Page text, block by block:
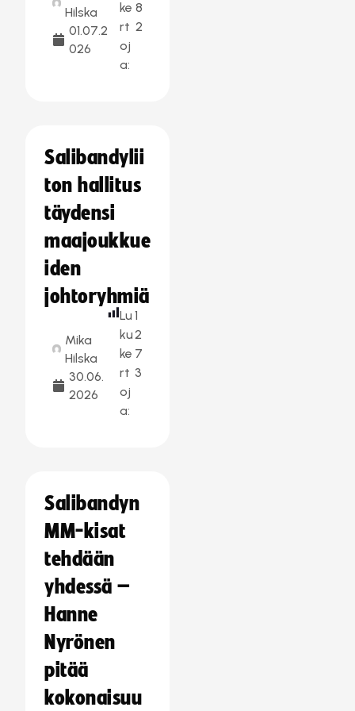
Hilska
01.07.2
026
ke
rt
oj
a:
8
2
Salibandylii
ton hallitus
täydensi
maajoukkue
iden
johtoryhmiä
Mika
Hilska
30.06.
2026
Lu
ku
ke
rt
oj
a:
1
2
7
3
Salibandyn
MM-kisat
tehdään
yhdessä –
Hanne
Nyrönen
pitää
kokonaisuu